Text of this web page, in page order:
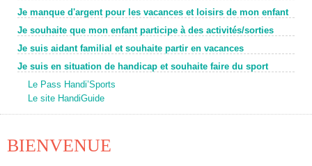
Je manque d'argent pour les vacances et loisirs de mon enfant
Je souhaite que mon enfant participe à des activités/sorties
Je suis aidant familial et souhaite partir en vacances
Je suis en situation de handicap et souhaite faire du sport
Le Pass Handi’Sports
Le site HandiGuide
BIENVENUE